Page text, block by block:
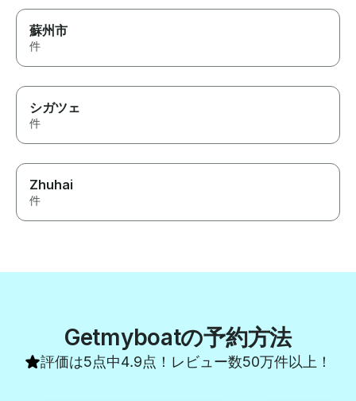
蘇州市
件
シガツェ
件
Zhuhai
件
Getmyboatの予約方法
評価は5点中4.9点！レビュー数50万件以上！